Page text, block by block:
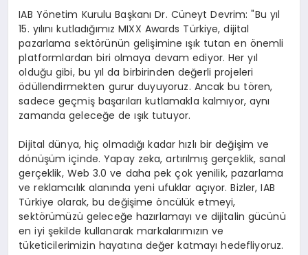
IAB Yönetim Kurulu Başkanı Dr. Cüneyt Devrim: "Bu yıl
15. yılını kutladığımız MIXX Awards Türkiye, dijital
pazarlama sektörünün gelişimine ışık tutan en önemli
platformlardan biri olmaya devam ediyor. Her yıl
olduğu gibi, bu yıl da birbirinden değerli projeleri
ödüllendirmekten gurur duyuyoruz. Ancak bu tören,
sadece geçmiş başarıları kutlamakla kalmıyor, aynı
zamanda geleceğe de ışık tutuyor.
Dijital dünya, hiç olmadığı kadar hızlı bir değişim ve
dönüşüm içinde. Yapay zeka, artırılmış gerçeklik, sanal
gerçeklik, Web 3.0 ve daha pek çok yenilik, pazarlama
ve reklamcılık alanında yeni ufuklar açıyor. Bizler, IAB
Türkiye olarak, bu değişime öncülük etmeyi,
sektörümüzü geleceğe hazırlamayı ve dijitalin gücünü
en iyi şekilde kullanarak markalarımızın ve
tüketicilerimizin hayatına değer katmayı hedefliyoruz.